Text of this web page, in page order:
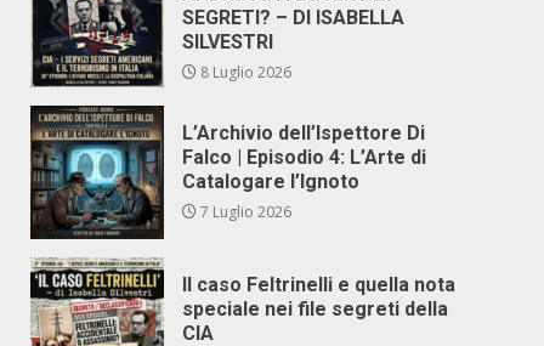
SEGRETI? – DI ISABELLA
SILVESTRI
8 Luglio 2026
L’Archivio dell’Ispettore Di
Falco | Episodio 4: L’Arte di
Catalogare l’Ignoto
7 Luglio 2026
Il caso Feltrinelli e quella nota
speciale nei file segreti della
CIA